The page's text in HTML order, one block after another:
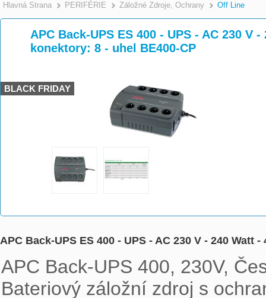
Hlavná Strana >
PERIFÉRIE >
Záložné Zdroje, Ochrany Off Line
APC Back-UPS ES 400 - UPS - AC 230 V
konektory: 8 - uhel BE400-CP
BLACK FRIDAY
APC Back-UPS ES 400 - UPS - AC 230 V - 240
APC Back-UPS 400, 230V,
Bateriový záložní zdroj s